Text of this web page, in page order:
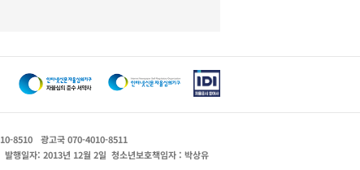
8510
광고국 070-4010-8511
발행일자: 2013년 12월 2일 청소년보호책임자 : 박상유